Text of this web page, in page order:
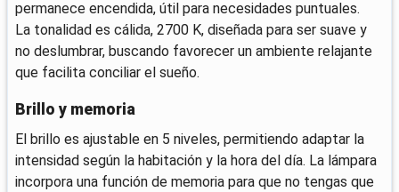
permanece encendida, útil para necesidades puntuales.
La tonalidad es cálida, 2700 K, diseñada para ser suave y
no deslumbrar, buscando favorecer un ambiente relajante
que facilita conciliar el sueño.
Brillo y memoria
El brillo es ajustable en 5 niveles, permitiendo adaptar la
intensidad según la habitación y la hora del día. La lámpara
incorpora una función de memoria para que no tengas que